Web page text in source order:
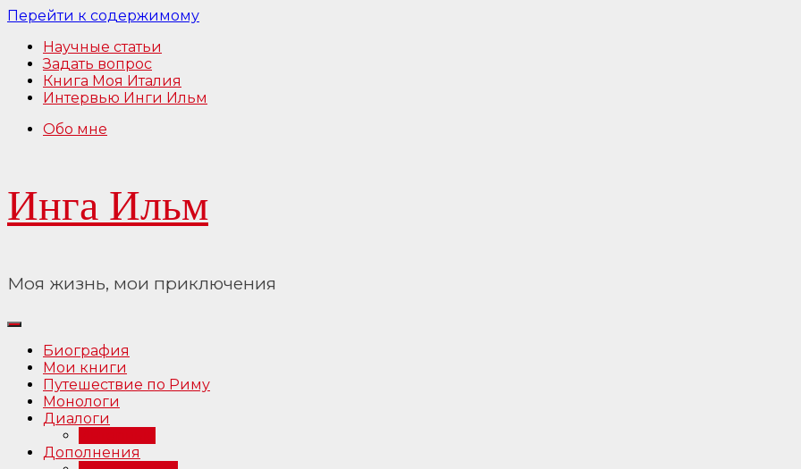
Перейти к содержимому
Научные статьи
Задать вопрос
Книга Моя Италия
Интервью Инги Ильм
Обо мне
Инга Ильм
Моя жизнь, мои приключения
Биография
Мои книги
Путешествие по Риму
Монологи
Диалоги
Дополнения